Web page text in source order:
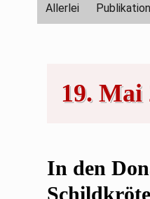
Allerlei
19. Mai
In den